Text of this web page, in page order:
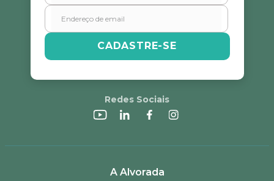
CADASTRE-SE
Redes Sociais
A Alvorada